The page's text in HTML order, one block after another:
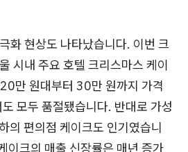
화 현상도 나타났습니다. 이번 크
시내 주요 호텔 크리스마스 케이
만 원대부터 30만 원까지 가격
모두 품절됐습니다. 반대로 가성
의 편의점 케이크도 인기였습니
이크의 매출 신장률은 매년 증가